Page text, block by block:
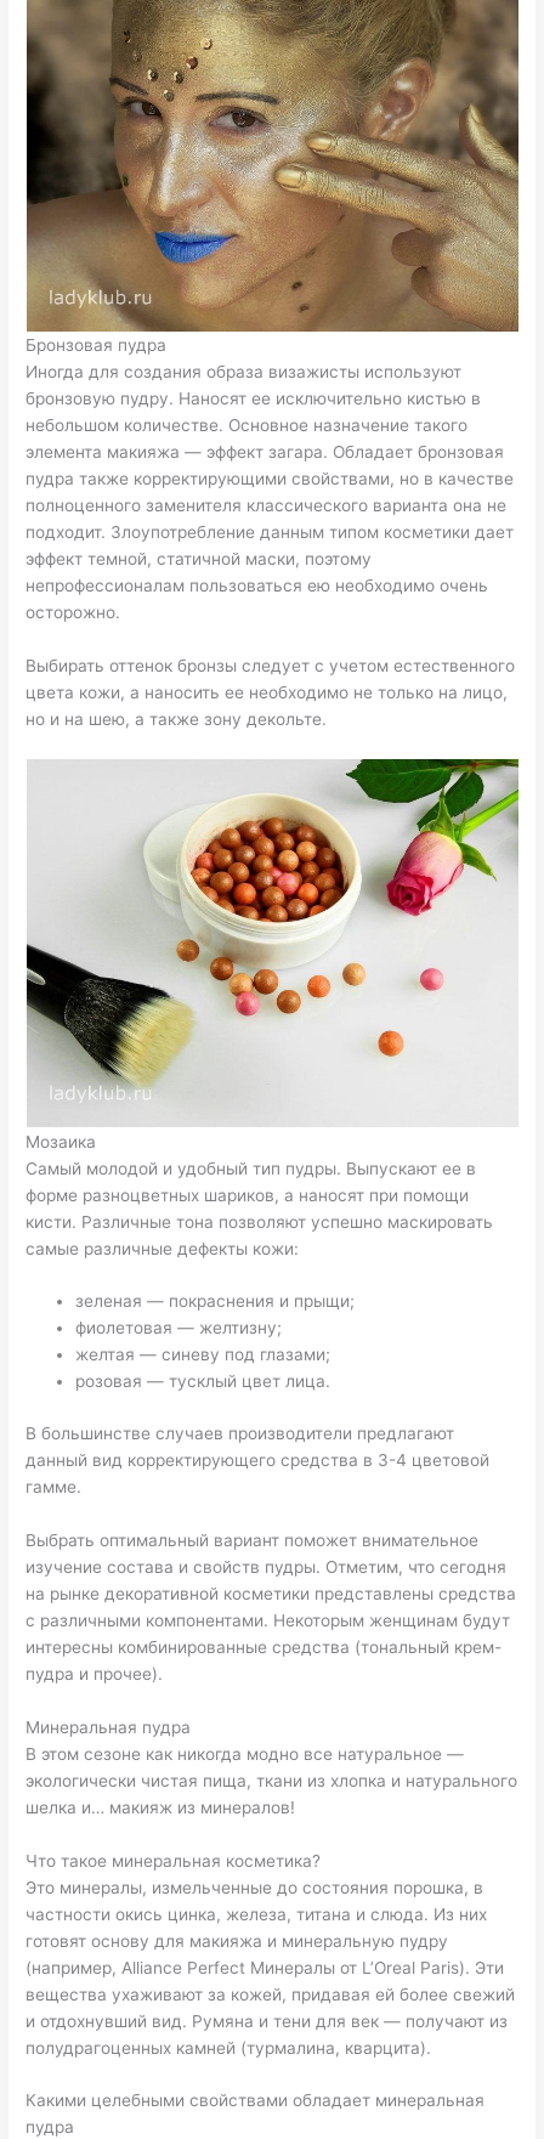
Бронзовая пудра
Иногда для создания образа визажисты используют
бронзовую пудру. Наносят ее исключительно кистью в
небольшом количестве. Основное назначение такого
элемента макияжа — эффект загара. Обладает бронзовая
пудра также корректирующими свойствами, но в качестве
полноценного заменителя классического варианта она не
подходит. Злоупотребление данным типом косметики дает
эффект темной, статичной маски, поэтому
непрофессионалам пользоваться ею необходимо очень
осторожно.
Выбирать оттенок бронзы следует с учетом естественного
цвета кожи, а наносить ее необходимо не только на лицо,
но и на шею, а также зону декольте.
Мозаика
Самый молодой и удобный тип пудры. Выпускают ее в
форме разноцветных шариков, а наносят при помощи
кисти. Различные тона позволяют успешно маскировать
самые различные дефекты кожи:
зеленая — покраснения и прыщи;
фиолетовая — желтизну;
желтая — синеву под глазами;
розовая — тусклый цвет лица.
В большинстве случаев производители предлагают
данный вид корректирующего средства в 3-4 цветовой
гамме.
Выбрать оптимальный вариант поможет внимательное
изучение состава и свойств пудры. Отметим, что сегодня
на рынке декоративной косметики представлены средства
с различными компонентами. Некоторым женщинам будут
интересны комбинированные средства (тональный крем-
пудра и прочее).
Минеральная пудра
В этом сезоне как никогда модно все натуральное —
экологически чистая пища, ткани из хлопка и натурального
шелка и… макияж из минералов!
Что такое минеральная косметика?
Это минералы, измельченные до состояния порошка, в
частности окись цинка, железа, титана и слюда. Из них
готовят основу для макияжа и минеральную пудру
(например, Alliance Perfect Минералы от L’Oreal Paris). Эти
вещества ухаживают за кожей, придавая ей более свежий
и отдохнувший вид. Румяна и тени для век — получают из
полудрагоценных камней (турмалина, кварцита).
Какими целебными свойствами обладает минеральная
пудра